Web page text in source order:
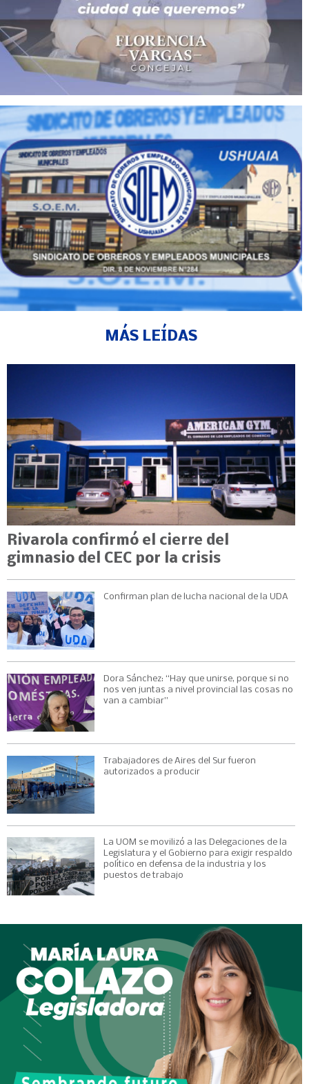
MÁS LEÍDAS
Rivarola confirmó el cierre del
gimnasio del CEC por la crisis
Confirman plan de lucha nacional de la UDA
Dora Sánchez: “Hay que unirse, porque si no
nos ven juntas a nivel provincial las cosas no
van a cambiar”
Trabajadores de Aires del Sur fueron
autorizados a producir
La UOM se movilizó a las Delegaciones de la
Legislatura y el Gobierno para exigir respaldo
político en defensa de la industria y los
puestos de trabajo